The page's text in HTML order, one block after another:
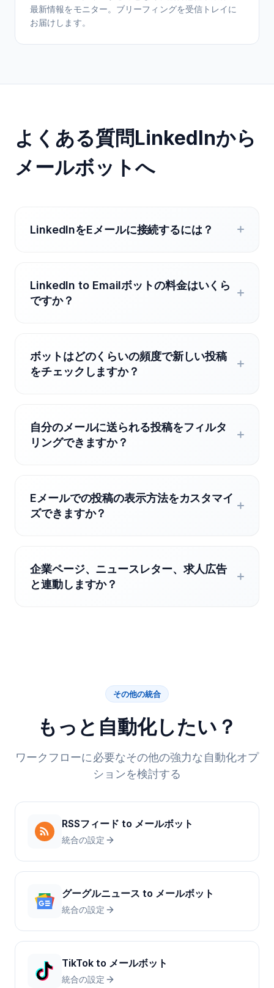
最新情報をモニター。ブリーフィングを受信トレイに
お届けします。
よくある質問LinkedInから
メールボットへ
LinkedInをEメールに接続するには？
LinkedIn to Emailボットの料金はいくら
ですか？
ボットはどのくらいの頻度で新しい投稿
をチェックしますか？
自分のメールに送られる投稿をフィルタ
リングできますか？
Eメールでの投稿の表示方法をカスタマイ
ズできますか？
企業ページ、ニュースレター、求人広告
と連動しますか？
その他の統合
もっと自動化したい？
ワークフローに必要なその他の強力な自動化オプ
ションを検討する
RSSフィード to メールボット
統合の設定
グーグルニュース to メールボット
統合の設定
TikTok to メールボット
統合の設定